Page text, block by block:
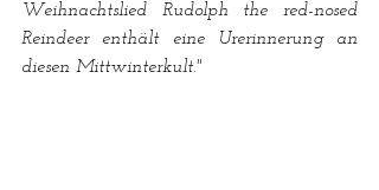
Weihnachtslied Rudolph the red-nosed
Reindeer enthält eine Urerinnerung an
diesen Mittwinterkult."